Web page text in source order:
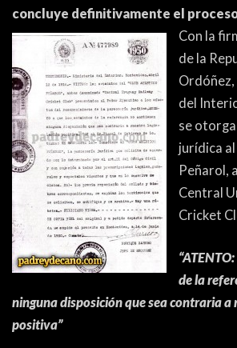
concluye definitivamente el
Con la
de la
del
se
jurídica
Peñarol,
Central
Cricket
de la
ninguna disposición que sea contraria a
positiva”